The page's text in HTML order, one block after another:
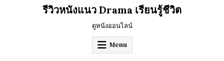
รีวิวหนังแนว Drama เรียนรู้ชีวิต
ดูหนังออนไลน์
Menu